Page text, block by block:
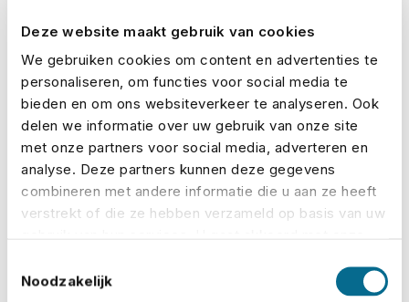
Deze website maakt gebruik van cookies
We gebruiken cookies om content en advertenties te
personaliseren, om functies voor social media te
bieden en om ons websiteverkeer te analyseren. Ook
delen we informatie over uw gebruik van onze site
met onze partners voor social media, adverteren en
analyse. Deze partners kunnen deze gegevens
combineren met andere informatie die u aan ze heeft
verstrekt of die ze hebben verzameld op basis van uw
Noodzakelijk
complexere evenementen denken we graag mee over
de juiste oplossing. We kunnen dan bijvoorbeeld
samen een heldere event risicoanalyse maken, zodat
je precies weet welke risico’s spelen en welke
dekking
daar het beste bij past. Maar ook als je alles zelf regelt,
kun je vertrouwen op de flexibiliteit van onze
verzekering.
Soms loopt een evenement anders dan gepland.Er